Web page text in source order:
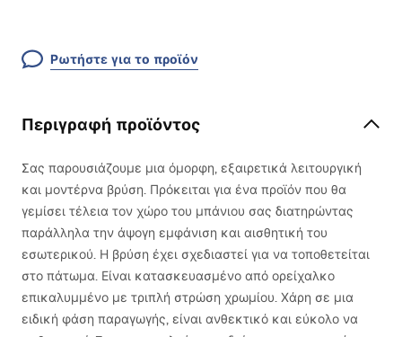
Ρωτήστε για το προϊόν
Περιγραφή προϊόντος
Σας παρουσιάζουμε μια όμορφη, εξαιρετικά λειτουργική
και μοντέρνα βρύση. Πρόκειται για ένα προϊόν που θα
γεμίσει τέλεια τον χώρο του μπάνιου σας διατηρώντας
παράλληλα την άψογη εμφάνιση και αισθητική του
εσωτερικού. Η βρύση έχει σχεδιαστεί για να τοποθετείται
στο πάτωμα. Είναι κατασκευασμένο από ορείχαλκο
επικαλυμμένο με τριπλή στρώση χρωμίου. Χάρη σε μια
ειδική φάση παραγωγής, είναι ανθεκτικό και εύκολο να